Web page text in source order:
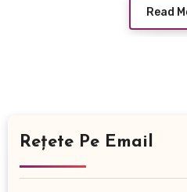
Read
Rețete Pe Email